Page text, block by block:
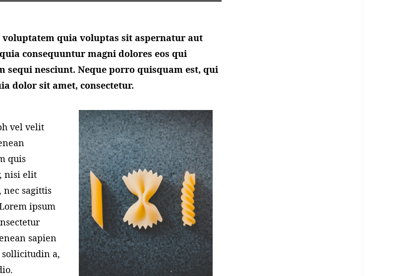
voluptatem quia voluptas sit aspernatur aut
consequuntur magni dolores eos qui
sequi nesciunt. Neque porro quisquam est, qui
dolor sit amet, consectetur.
vel velit
quis
nisi elit
nec sagittis
ipsum
sapien
a,